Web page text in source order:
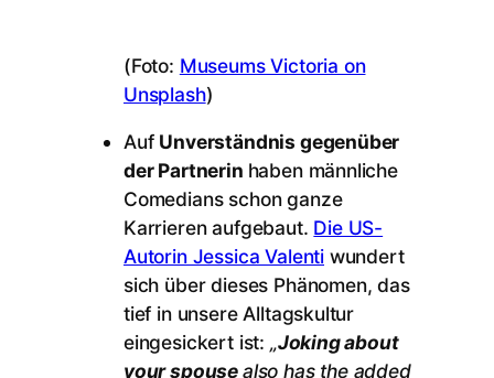
(Foto: Museums Victoria on
Unsplash)
Auf Unverständnis gegenüber
der Partnerin haben männliche
Comedians schon ganze
Karrieren aufgebaut. Die US-
Autorin Jessica Valenti wundert
sich über dieses Phänomen, das
tief in unsere Alltagskultur
eingesickert ist: „Joking about
your spousealso has the added